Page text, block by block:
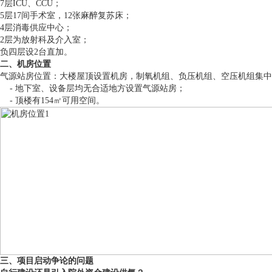
7层ICU、CCU；
5层17间手术室，12张麻醉复苏床；
4层消毒供应中心；
2层为放射科及介入室；
负四层设2台直加。
二、机房位置
气源站房位置：大楼屋顶设置机房，制氧机组、负压机组、空压机组集
- 地下室、设备层均无合适地方设置气源站房；
- 顶楼有154㎡可用空间。
三、项目启动争论的问题